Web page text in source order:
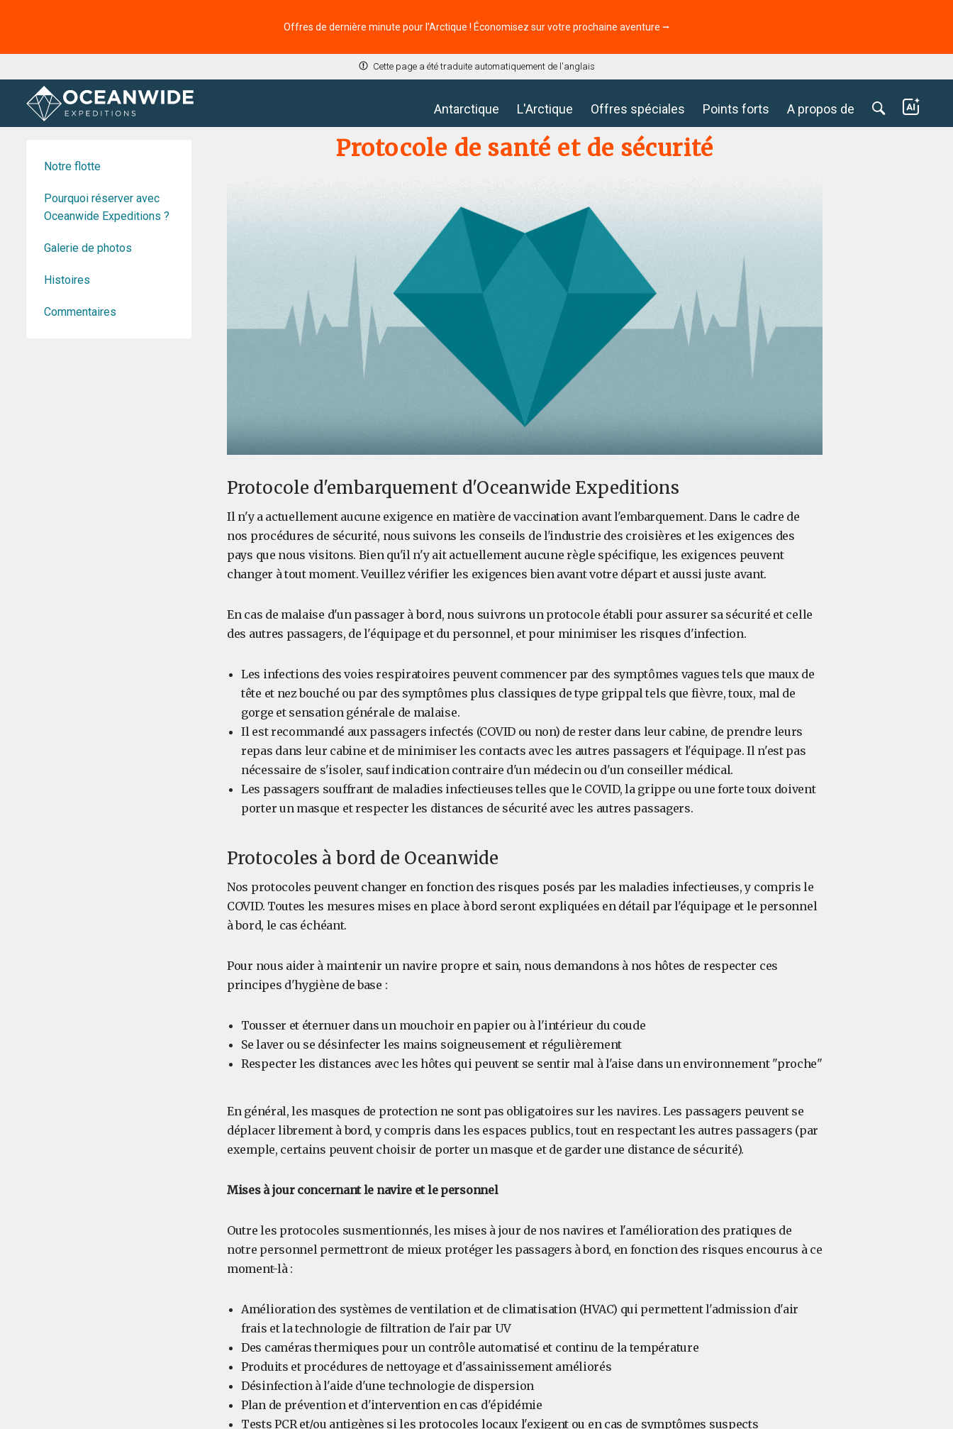
Offres de dernière minute pour l’Arctique ! Économisez sur votre prochaine aventure ⭢
Cette page a été traduite automatiquement de l'anglais
Antarctique L'Arctique Offres spéciales Points forts A propos de
Accueil A propos de
Notre flotte
Pourquoi réserver avec
Oceanwide Expeditions ?
Galerie de photos
Histoires
Commentaires
Protocole de santé et de sécurité
Protocole d'embarquement d'Oceanwide Expeditions
Il n'y a actuellement aucune exigence en matière de vaccination avant l'embarquement. Dans le cadre de
nos procédures de sécurité, nous suivons les conseils de l'industrie des croisières et les exigences des
pays que nous visitons. Bien qu'il n'y ait actuellement aucune règle spécifique, les exigences peuvent
changer à tout moment. Veuillez vérifier les exigences bien avant votre départ et aussi juste avant.
En cas de malaise d'un passager à bord, nous suivrons un protocole établi pour assurer sa sécurité et celle
des autres passagers, de l'équipage et du personnel, et pour minimiser les risques d'infection.
Les infections des voies respiratoires peuvent commencer par des symptômes vagues tels que maux de
tête et nez bouché ou par des symptômes plus classiques de type grippal tels que fièvre, toux, mal de
gorge et sensation générale de malaise.
Il est recommandé aux passagers infectés (COVID ou non) de rester dans leur cabine, de prendre leurs
repas dans leur cabine et de minimiser les contacts avec les autres passagers et l'équipage. Il n'est pas
nécessaire de s'isoler, sauf indication contraire d'un médecin ou d'un conseiller médical.
Les passagers souffrant de maladies infectieuses telles que le COVID, la grippe ou une forte toux doivent
porter un masque et respecter les distances de sécurité avec les autres passagers.
Protocoles à bord de Oceanwide
Nos protocoles peuvent changer en fonction des risques posés par les maladies infectieuses, y compris le
COVID. Toutes les mesures mises en place à bord seront expliquées en détail par l'équipage et le personnel
à bord, le cas échéant.
Pour nous aider à maintenir un navire propre et sain, nous demandons à nos hôtes de respecter ces
principes d'hygiène de base :
Tousser et éternuer dans un mouchoir en papier ou à l'intérieur du coude
Se laver ou se désinfecter les mains soigneusement et régulièrement
Respecter les distances avec les hôtes qui peuvent se sentir mal à l'aise dans un environnement "proche"
En général, les masques de protection ne sont pas obligatoires sur les navires. Les passagers peuvent se
déplacer librement à bord, y compris dans les espaces publics, tout en respectant les autres passagers (par
exemple, certains peuvent choisir de porter un masque et de garder une distance de sécurité).
Mises à jour concernant le navire et le personnel
Outre les protocoles susmentionnés, les mises à jour de nos navires et l'amélioration des pratiques de
notre personnel permettront de mieux protéger les passagers à bord, en fonction des risques encourus à ce
moment-là :
Amélioration des systèmes de ventilation et de climatisation (HVAC) qui permettent l'admission d'air
frais et la technologie de filtration de l'air par UV
Des caméras thermiques pour un contrôle automatisé et continu de la température
Produits et procédures de nettoyage et d'assainissement améliorés
Désinfection à l'aide d'une technologie de dispersion
Plan de prévention et d'intervention en cas d'épidémie
Tests PCR et/ou antigènes si les protocoles locaux l'exigent ou en cas de symptômes suspects